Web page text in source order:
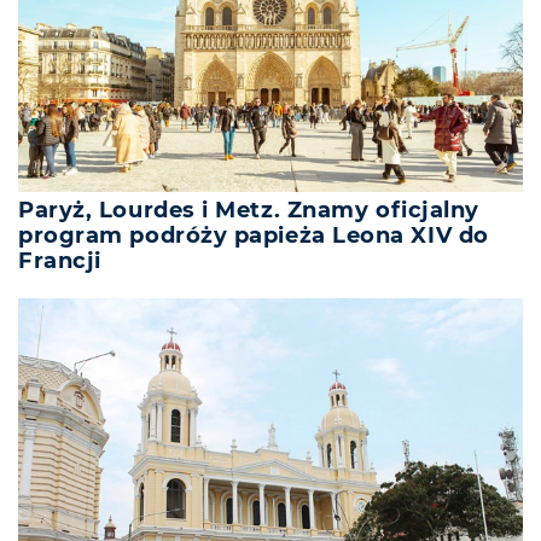
Paryż, Lourdes i Metz. Znamy oficjalny
program podróży papieża Leona XIV do
Francji